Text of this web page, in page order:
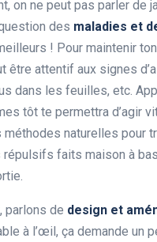
on ne peut pas parler de
des maladies et
! Pour maintenir
être attentif aux signes
dans les feuilles, etc.
tôt te permettra d’agir
naturelles pour
faits maison à
parlons de design et
à l’œil, ça demande un